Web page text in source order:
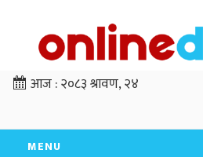
आज :२०८३ श्रावण, २४
MENU